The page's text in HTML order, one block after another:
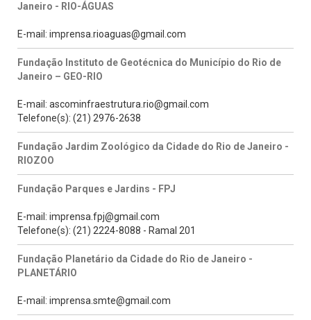
Janeiro - RIO-ÁGUAS
E-mail: imprensa.rioaguas@gmail.com
Fundação Instituto de Geotécnica do Município do Rio de
Janeiro – GEO-RIO
E-mail: ascominfraestrutura.rio@gmail.com
Telefone(s): (21) 2976-2638
Fundação Jardim Zoológico da Cidade do Rio de Janeiro -
RIOZOO
Fundação Parques e Jardins - FPJ
E-mail: imprensa.fpj@gmail.com
Telefone(s): (21) 2224-8088 - Ramal 201
Fundação Planetário da Cidade do Rio de Janeiro -
PLANETÁRIO
E-mail: imprensa.smte@gmail.com